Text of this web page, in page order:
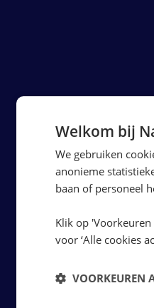
Welkom bij
We gebruiken
anonieme
baan of personeel
Klik op
voor ‘Alle cookies
VOORKEUREN